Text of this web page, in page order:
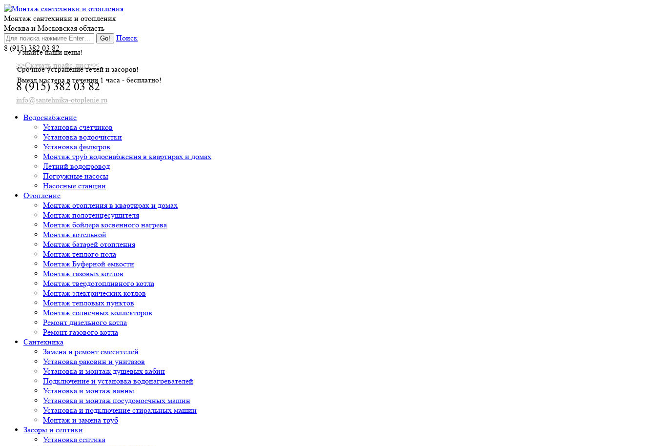
Skip
to
content
Монтаж сантехники и отопления
Москва и Московская область
Поиск
8 (915) 382 03 82
Узнайте наши цены!
>>Скачать прайс-лист<<
Срочное устранение течей и засоров!
Выезд мастера в течении 1 часа - бесплатно!
8 (915) 382 03 82
info@santehnika-otoplenie.ru
Водоснабжение
Установка счетчиков
Установка водоочистки
Установка фильтров
Монтаж труб водоснабжения в квартирах и домах
Летний водопровод
Погружные насосы
Насосные станции
Отопление
Монтаж отопления в квартирах и домах
Монтаж полотенцесушителя
Монтаж бойлера косвенного нагрева
Монтаж котельной
Монтаж батарей отопления
Монтаж теплого пола
Монтаж Буферной емкости
Монтаж газовых котлов
Монтаж твердотопливного котла
Монтаж электрических котлов
Монтаж тепловых пунктов
Монтаж солнечных коллекторов
Ремонт дизельного котла
Ремонт газового котла
Cантехника
Замена и ремонт смесителей
Установка раковин и унитазов
Установка и монтаж душевых кабин
Подключение и установка водонагревателей
Установка и монтаж ванны
Установка и монтаж посудомоечных машин
Установка и подключение стиральных машин
Монтаж и замена труб
Засоры и септики
Установка септика